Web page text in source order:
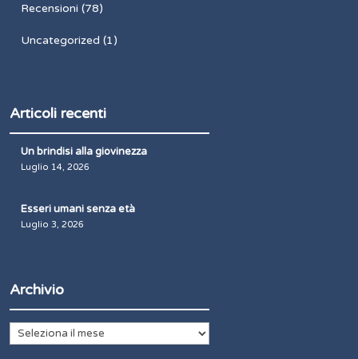
Recensioni (78)
Uncategorized (1)
Articoli recenti
Un brindisi alla giovinezza
Luglio 14, 2026
Esseri umani senza età
Luglio 3, 2026
Archivio